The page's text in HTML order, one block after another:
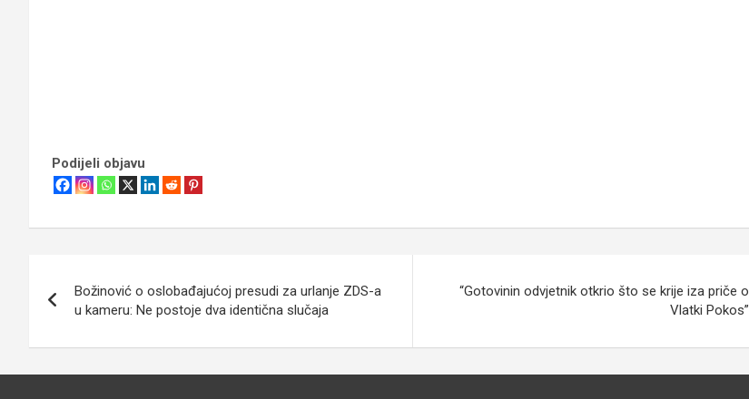
Podijeli objavu
objava
Božinović o oslobađajućoj presudi za urlanje ZDS-a
u kameru: Ne postoje dva identična slučaja
“Gotovinin odvjetnik otkrio što se krije iza priče o
Vlatki Pokos”